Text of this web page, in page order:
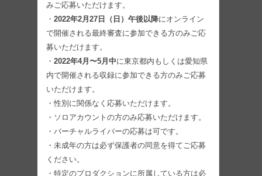
みご応募いただけます。
・ 2022年2月27日（日）午後以降にオンライン
で開催される最終審査に参加できる方のみご応
募いただけます。
・ 2022年4月〜5月中に東京都内もしくは愛知県
内で開催される収録に参加できる方のみご応募
いただけます。
・性別に関係なく応募いただけます。
・ソロアカウントの方のみ応募いただけます。
・バーチャルライバーの応募は可です。
・未成年の方は必ず保護者の同意を得てご応募
ください。
・特定のプロダクションに所属している方は必